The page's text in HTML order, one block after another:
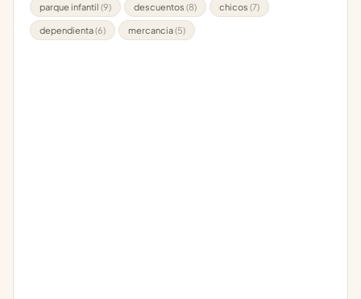
parque infantil (9) descuentos (8) chicos (7)
dependienta(6) mercancia(5)